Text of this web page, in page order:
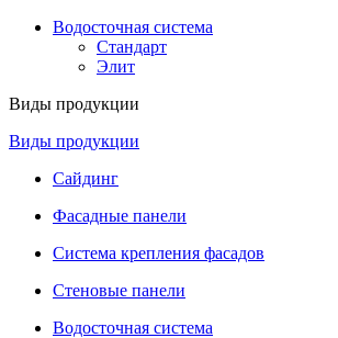
Водосточная система
Стандарт
Элит
Виды продукции
Виды продукции
Сайдинг
Фасадные панели
Система крепления фасадов
Стеновые панели
Водосточная система